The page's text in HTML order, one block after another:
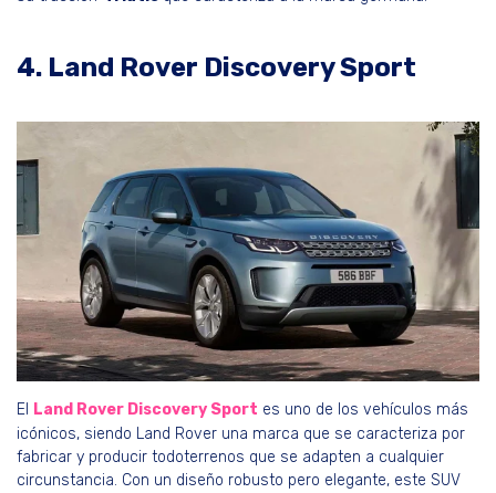
4. Land Rover Discovery Sport
El Land Rover Discovery Sport es uno de los vehículos más
icónicos, siendo Land Rover una marca que se caracteriza por
fabricar y producir todoterrenos que se adapten a cualquier
circunstancia. Con un diseño robusto pero elegante, este SUV